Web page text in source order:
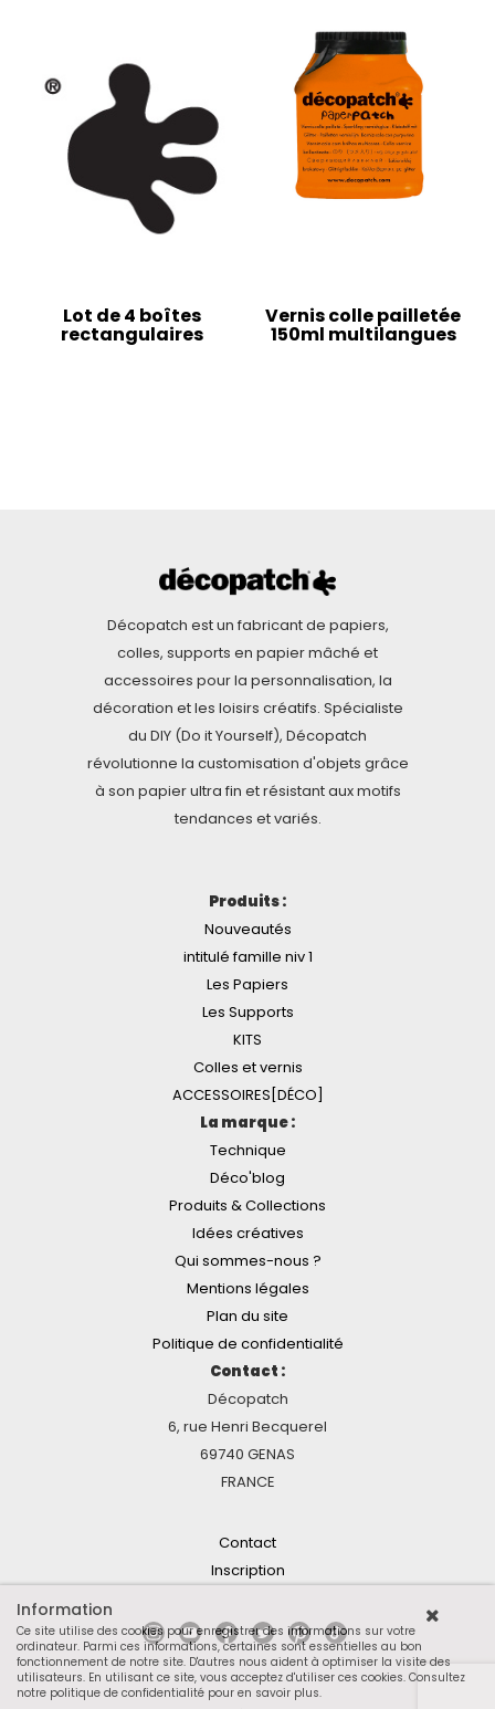
Lot de 4 boîtes
rectangulaires
Vernis colle pailletée
150ml multilangues
Décopatch est un fabricant de papiers,
colles, supports en papier mâché et
accessoires pour la personnalisation, la
décoration et les loisirs créatifs. Spécialiste
du DIY (Do it Yourself), Décopatch
révolutionne la customisation d'objets grâce
à son papier ultra fin et résistant aux motifs
tendances et variés.
Produits :
Nouveautés
intitulé famille niv 1
Les Papiers
Les Supports
KITS
Colles et vernis
ACCESSOIRES[DÉCO]
La marque :
Technique
Déco'blog
Produits & Collections
Idées créatives
Qui sommes-nous ?
Mentions légales
Plan du site
Politique de confidentialité
Contact :
Décopatch
6, rue Henri Becquerel
69740 GENAS
FRANCE
Contact
Inscription
Information
Ce site utilise des cookies pour enregistrer des informations sur votre
ordinateur. Parmi ces informations, certaines sont essentielles au bon
fonctionnement de notre site. D'autres nous aident à optimiser la visite des
utilisateurs. En utilisant ce site, vous acceptez d'utiliser ces cookies. Consultez
notre politique de confidentialité pour en savoir plus.